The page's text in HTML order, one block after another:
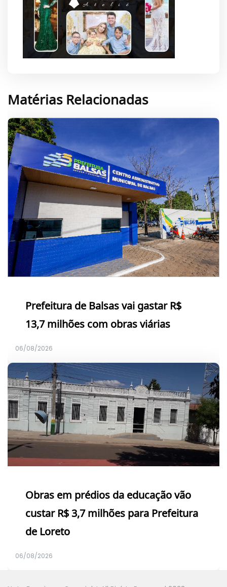
Matérias Relacionadas
Prefeitura de Balsas vai gastar R$
13,7 milhões com obras viárias
06/08/2026
Obras em prédios da educação vão
custar R$ 3,7 milhões para Prefeitura
de Loreto
06/08/2026